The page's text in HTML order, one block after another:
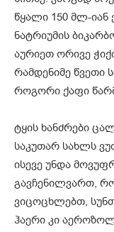
წყალი 150 მლ-იან
ნატრიუმის
აურიეთ ორივე
რამდენიმე წვეთი
როგორი ქაფი
ტყის ხანძრები
საკუთარ სახლს
ისევე უნდა
გავჩენილვართ,
ვიცოცხლებთ,
ჰაერი კი